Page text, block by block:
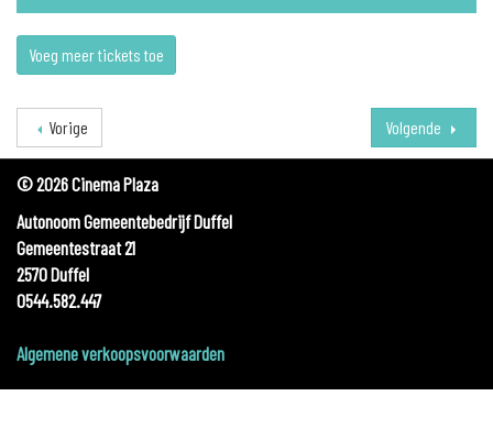
Voeg meer tickets toe
Vorige Volgende
© 2026 Cinema Plaza
Autonoom Gemeentebedrijf Duffel
Gemeentestraat 21
2570 Duffel
0544.582.447
Algemene verkoopsvoorwaarden